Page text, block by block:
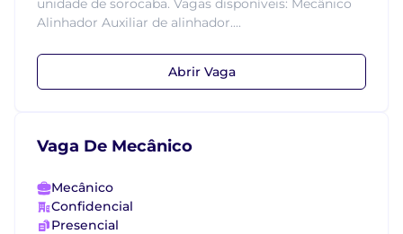
unidade de sorocaba. Vagas disponíveis: Mecânico
Alinhador Auxiliar de alinhador....
Abrir Vaga
Vaga De Mecânico
Mecânico
Confidencial
Presencial